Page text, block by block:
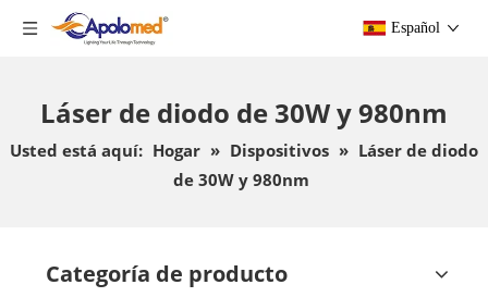
Español
Láser de diodo de 30W y 980nm
Usted está aquí: Hogar » Dispositivos » Láser de diodo
de 30W y 980nm
Categoría de producto